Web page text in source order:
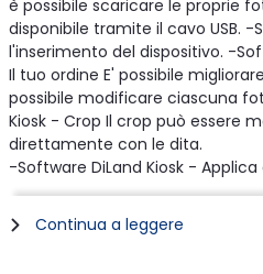
è possibile scaricare le proprie
disponibile tramite il cavo USB.
l'inserimento del dispositivo. -
Il tuo ordine E' possibile
possibile modificare ciascuna
Kiosk - Crop Il crop può essere
direttamente con le dita.
-Software DiLand Kiosk -
manuale E' possibile abilitare
DiLand Kiosk - Raddrizza
Prerequisiti
Continua a leggere